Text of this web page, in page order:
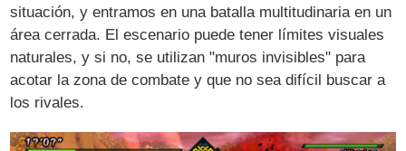
situación, y entramos en una batalla multitudinaria en un
área cerrada. El escenario puede tener límites visuales
naturales, y si no, se utilizan "muros invisibles" para
acotar la zona de combate y que no sea difícil buscar a
los rivales.